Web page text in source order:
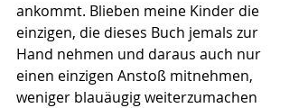
ankommt. Blieben meine Kinder die
einzigen, die dieses Buch jemals zur
Hand nehmen und daraus auch nur
einen einzigen Anstoß mitnehmen,
weniger blauäugig weiterzumachen